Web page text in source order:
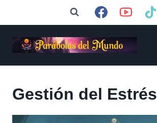
Gestión del Estrés